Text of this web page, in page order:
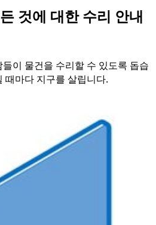
것에 대한 수리 안내
이 물건을 수리할 수 있도록 돕습
때마다 지구를 살립니다.